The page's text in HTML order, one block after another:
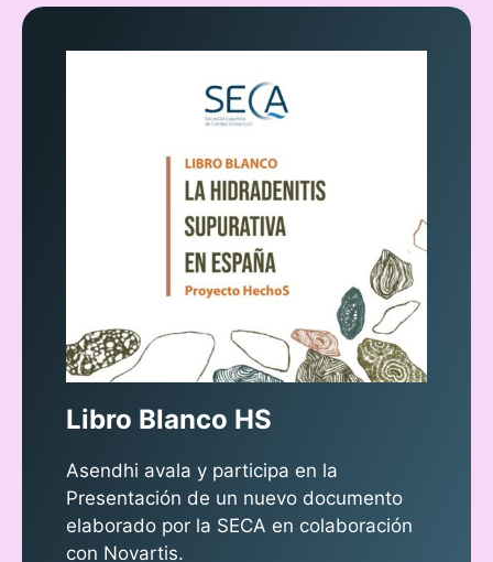
Libro Blanco HS
Asendhi avala y participa en la
Presentación de un nuevo documento
elaborado por la SECA en colaboración
con Novartis.